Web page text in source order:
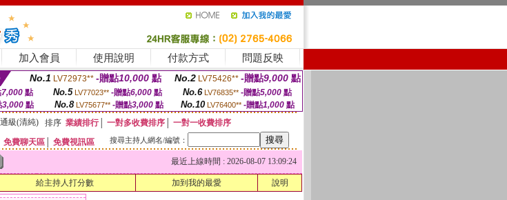
加入會員 使用說明 付款方式 問題反映
No.1 LV72973** -贈點10,000 點 No.2 LV75426** -贈點9,000 點
7,000點 No.5 LV77023** -贈點6,000點 No.6 LV76835** -贈點5,000點
3,000 點 No.8 LV75677** -贈點3,000點 No.10 LV76400** -贈點1,000 點
級(清純) 排序 業績排行│ 一對多收費排序
一對一收費排序
免費聊天區 免費視訊區 搜尋主持人網名/編號：
最近上線時間 : 2026-08-07 13:09:24
給主持人打分數 加到我的最愛 說明